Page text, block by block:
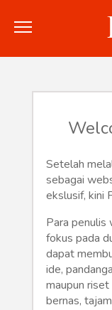
Konstitusi
Hankam
Internasional
Bisnis
Setelah
sebagai
ekslusif, kini
Para penulis
fokus pada
dapat
ide,
maupun
bernas,